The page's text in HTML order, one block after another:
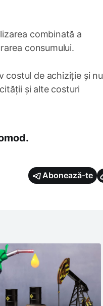
combinată a
consumului.
costul de achiziție și nu
și alte costuri
Abonează-te